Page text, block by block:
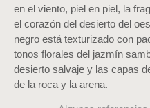
en el viento, piel en piel, la
el corazón del desierto del
negro está texturizado con
tonos florales del jazmín
desierto salvaje y las capas
de la roca y la arena.